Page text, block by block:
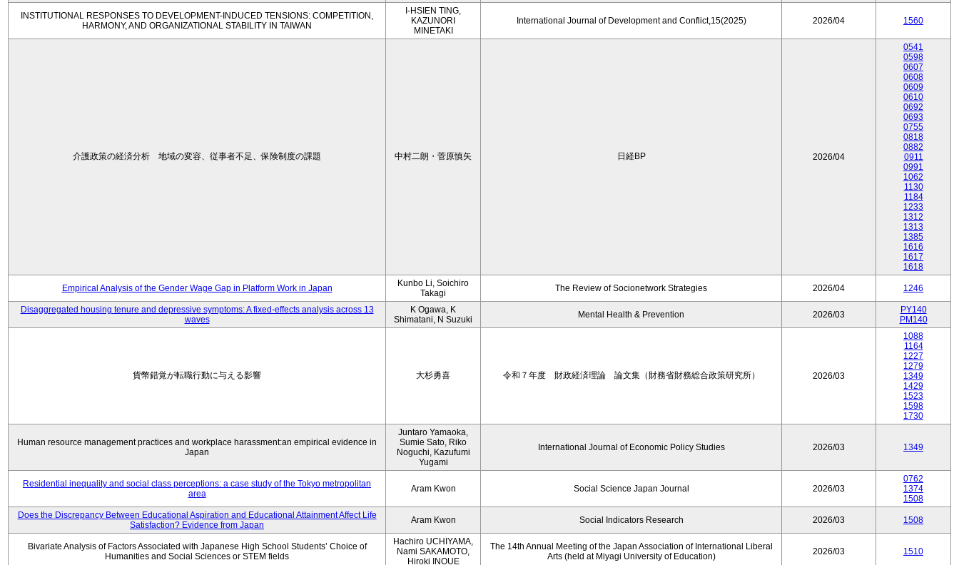
INSTITUTIONAL RESPONSES TO DEVELOPMENT-INDUCED TENSIONS: COMPETITION,
HARMONY, AND ORGANIZATIONAL STABILITY IN TAIWAN
I-HSIEN TING,
KAZUNORI
MINETAKI
International Journal of Development and Conflict,15(2025) 2026/04 1560
介護政策の経済分析 地域の変容、従事者不足、保険制度の課題 中村二朗・菅原慎矢 日経BP 2026/04
0541
0598
0607
0608
0609
0610
0692
0693
0755
0818
0882
0911
0991
1062
1130
1184
1233
1312
1313
1385
1616
1617
1618
Empirical Analysis of the Gender Wage Gap in Platform Work in Japan
Kunbo Li, Soichiro
Takagi
The Review of Socionetwork Strategies 2026/04 1246
Disaggregated housing tenure and depressive symptoms: A fixed-effects analysis across 13
waves
K Ogawa, K
Shimatani, N Suzuki
Mental Health & Prevention 2026/03
PY140
PM140
貨幣錯覚が転職行動に与える影響 大杉勇喜 令和７年度 財政経済理論 論文集（財務省財務総合政策研究所） 2026/03
1088
1164
1227
1279
1349
1429
1523
1598
1730
Human resource management practices and workplace harassment:an empirical evidence in
Japan
Juntaro Yamaoka,
Sumie Sato, Riko
Noguchi, Kazufumi
Yugami
International Journal of Economic Policy Studies 2026/03 1349
Residential inequality and social class perceptions: a case study of the Tokyo metropolitan
area
Aram Kwon Social Science Japan Journal 2026/03
0762
1374
1508
Does the Discrepancy Between Educational Aspiration and Educational Attainment Affect Life
Satisfaction? Evidence from Japan
Aram Kwon Social Indicators Research 2026/03 1508
Bivariate Analysis of Factors Associated with Japanese High School Students’ Choice of
Humanities and Social Sciences or STEM fields
Hachiro UCHIYAMA,
Nami SAKAMOTO,
Hiroki INOUE
The 14th Annual Meeting of the Japan Association of International Liberal
Arts (held at Miyagi University of Education)
2026/03 1510